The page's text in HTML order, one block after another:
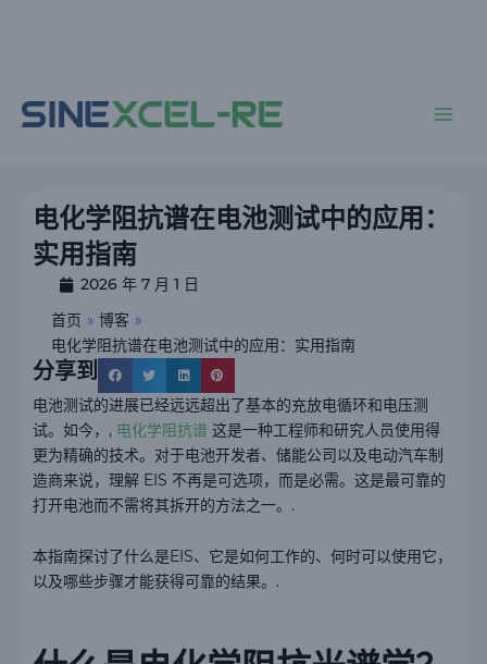
菜
电化学阻抗谱在电池测试中的应用：
实用指南
2026 年 7 月 1 日
首页 » 博客 »
电化学阻抗谱在电池测试中的应用：实用指南
分享到
电池测试的进展已经远远超出了基本的充放电循环和电压测
试。如今，, 电化学阻抗谱 这是一种工程师和研究人员使用得
更为精确的技术。对于电池开发者、储能公司以及电动汽车制
造商来说，理解 EIS 不再是可选项，而是必需。这是最可靠的
打开电池而不需将其拆开的方法之一。.
本指南探讨了什么是EIS、它是如何工作的、何时可以使用它，
以及哪些步骤才能获得可靠的结果。.